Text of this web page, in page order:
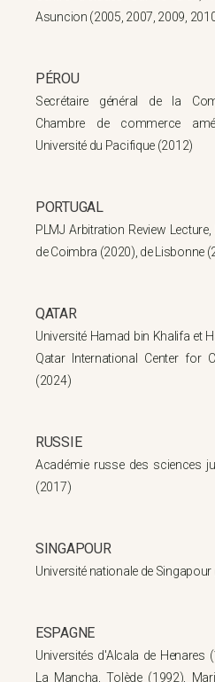
Asuncion (2005, 2007, 2009,
PÉROU
Secrétaire général de la
Chambre de commerce
Université du Pacifique (2012)
PORTUGAL
PLMJ Arbitration Review
de Coimbra (2020), de Lisbonne
QATAR
Université Hamad bin Khalifa et
Qatar International Center for
(2024)
RUSSIE
Académie russe des sciences
(2017)
SINGAPOUR
Université nationale de
ESPAGNE
Universités d'Alcala de Henares
La Mancha, Tolède (1992),